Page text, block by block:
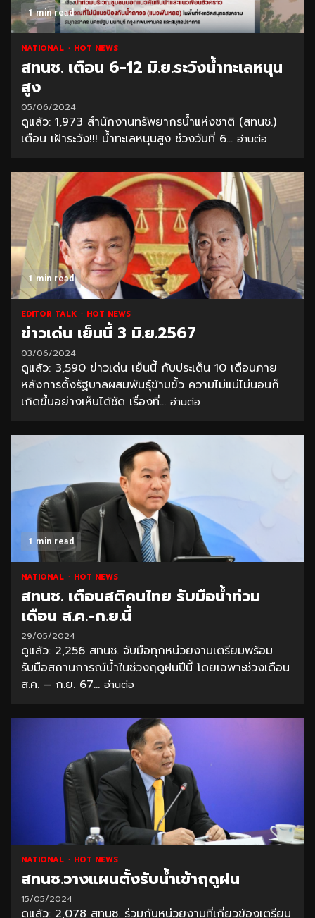
1 min read
NATIONAL HOT NEWS
สทนช. เตือน 6-12 มิ.ย.ระวังน้ำทะเลหนุน
สูง
05/06/2024
ดูแล้ว: 1,973 สำนักงานทรัพยากรน้ำแห่งชาติ (สทนช.)
เตือน เฝ้าระวัง!!! น้ำทะเลหนุนสูง ช่วงวันที่ 6... อ่านต่อ
1 min read
EDITOR TALK HOT NEWS
ข่าวเด่น เย็นนี้ 3 มิ.ย.2567
03/06/2024
ดูแล้ว: 3,590 ข่าวเด่น เย็นนี้ กับประเด็น 10 เดือนภาย
หลังการตั้งรัฐบาลผสมพันธุ์ข้ามขั้ว ความไม่แน่ไม่นอนก็
เกิดขึ้นอย่างเห็นได้ชัด เรื่องที่... อ่านต่อ
1 min read
NATIONAL HOT NEWS
สทนช. เตือนสติคนไทย รับมือน้ำท่วม
เดือน ส.ค.-ก.ย.นี้
29/05/2024
ดูแล้ว: 2,256 สทนช. จับมือทุกหน่วยงานเตรียมพร้อม
รับมือสถานการณ์น้ำในช่วงฤดูฝนปีนี้ โดยเฉพาะช่วงเดือน
ส.ค. – ก.ย. 67... อ่านต่อ
NATIONAL HOT NEWS
สทนช.วางแผนตั้งรับน้ำเข้าฤดูฝน
15/05/2024
ดูแล้ว: 2,078 สทนช. ร่วมกับหน่วยงานที่เกี่ยวข้องเตรียม